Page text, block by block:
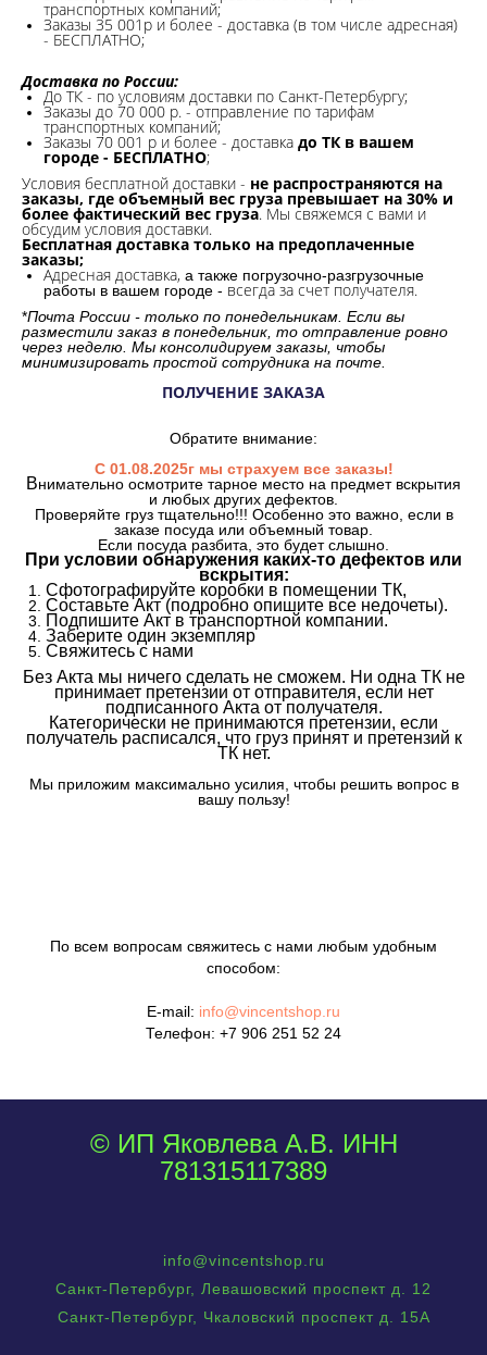
транспортных компаний;
Заказы 35 001р и более - доставка (в том числе адресная)
- БЕСПЛАТНО;
Доставка по России:
До ТК - по условиям доставки по Санкт-Петербургу;
Заказы до 70 000 р. - отправление по тарифам
транспортных компаний;
Заказы 70 001 р и более - доставка до ТК в вашем
городе - БЕСПЛАТНО;
Условия бесплатной доставки - не распространяются на
заказы, где объемный вес груза превышает на 30% и
более фактический вес груза. Мы свяжемся с вами и
обсудим условия доставки.
Бесплатная доставка только на предоплаченные
заказы;
Адресная доставка, а также погрузочно-разгрузочные
работы в вашем городе - всегда за счет получателя.
*Почта России - только по понедельникам. Если вы
разместили заказ в понедельник, то отправление ровно
через неделю. Мы консолидируем заказы, чтобы
минимизировать простой сотрудника на почте.
ПОЛУЧЕНИЕ ЗАКАЗА
Обратите внимание:
С 01.08.2025г мы страхуем все заказы!
Внимательно осмотрите тарное место на предмет вскрытия
и любых других дефектов.
Проверяйте груз тщательно!!! Особенно это важно, если в
заказе посуда или объемный товар.
Если посуда разбита, это будет слышно.
При условии обнаружения каких-то дефектов или
вскрытия:
Сфотографируйте коробки в помещении ТК,
Составьте Акт (подробно опишите все недочеты).
Подпишите Акт в транспортной компании.
Заберите один экземпляр
Свяжитесь с нами
Без Акта мы ничего сделать не сможем. Ни одна ТК не
принимает претензии от отправителя, если нет
подписанного Акта от получателя.
Категорически не принимаются претензии, если
получатель расписался, что груз принят и претензий к
ТК нет.
Мы приложим максимально усилия, чтобы решить вопрос в
вашу пользу!
По всем вопросам свяжитесь с нами любым удобным
способом:
E-mail: info@vincentshop.ru
Телефон: +7 906 251 52 24
© ИП Яковлева А.В. ИНН
781315117389
info@vincentshop.ru
Санкт-Петербург, Левашовский проспект д. 12
Санкт-Петербург, Чкаловский проспект д. 15А